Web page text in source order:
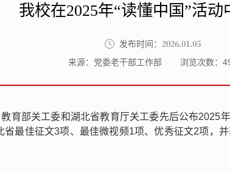
我校在2025年“读懂中国”活动
发布时间： 2026.01.05
来源：党委老干部工作部 浏览次数：
育部关工委和湖北省教育厅关工委先后公布2025
省最佳征文3项、最佳微视频1项、优秀征文2项，